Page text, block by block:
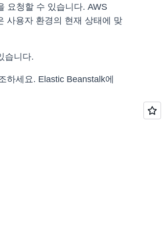
요청할 수 있습니다. AWS
사용자 환경의 현재 상태에 맞
습니다.
하세요. Elastic Beanstalk에